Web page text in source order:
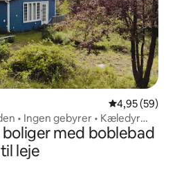
4,95 ud af 5 i
4,95 (59)
• Ingen gebyrer • Kæledyr
med boblebad
til leje